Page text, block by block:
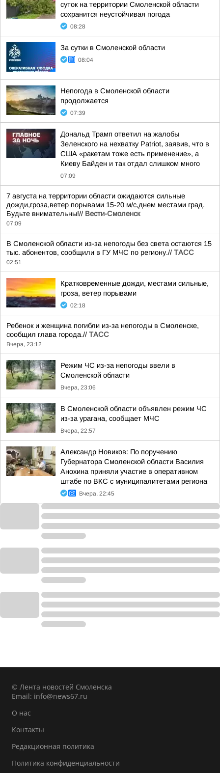
суток на территории Смоленской области
сохранится неустойчивая погода
08:28
За сутки в Смоленской области
08:04
Непогода в Смоленской области
продолжается
07:39
Дональд Трамп ответил на жалобы
Зеленского на нехватку Patriot, заявив, что в
США «ракетам тоже есть применение», а
Киеву Байден и так отдал слишком много
07:09
7 августа на территории области ожидаются сильные
дожди,гроза,ветер порывами 15-20 м/с,днем местами град.
Будьте внимательны!// Вести-Смоленск
07:09
В Смоленской области из-за непогоды без света остаются 15
тыс. абонентов, сообщили в ГУ МЧС по региону.// ТАСС
02:51
Кратковременные дожди, местами сильные,
гроза, ветер порывами
02:18
Ребенок и женщина погибли из-за непогоды в Смоленске,
сообщил глава города.// ТАСС
Вчера, 23:12
Режим ЧС из-за непогоды ввели в
Смоленской области
Вчера, 23:06
В Смоленской области объявлен режим ЧС
из-за урагана, сообщает МЧС
Вчера, 22:57
Александр Новиков: По поручению
Губернатора Смоленской области Василия
Анохина приняли участие в оперативном
штабе по ВКС с муниципалитетами региона
Вчера, 22:45
© Лента новостей Смоленска
Email: info@news67.ru
О нас
Контакты
Редакционная политика
Политика конфиденциальности